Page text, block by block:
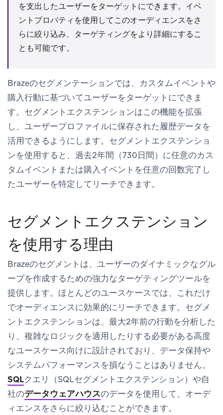
を支出したユーザーをターゲットにできます。イベ
ントプロパティを使用してこのオーディエンスをさ
らに絞り込み、ターゲティングをより詳細にするこ
とも可能です。
Brazeのセグメンテーションでは、カスタムイベントや
購入行動に基づいてユーザーをターゲットにできま
す。セグメントエクステンションはこの機能を拡張
し、ユーザープロファイルに保存された履歴データを
活用できるようにします。セグメントエクステンショ
ンを使用すると、過去2年間（730日間）に任意のカス
タムイベントまたは購入イベントを任意の回数完了し
たユーザーを特定してリーチできます。
セグメントエクステンション
を使用する理由
Brazeのセグメントは、ユーザーのダイナミックなグル
ープを作成するための強力なターゲティングツールを
提供します。ほとんどのユースケースでは、これだけ
でオーディエンスに効果的にリーチできます。セグメ
ントエクステンションは、最大2年前の行動を分析した
り、複雑なロジックを適用したりする必要がある高度
なユースケース向けに設計されており、データ保持や
システムパフォーマンスを損なうことはありません。
SQLクエリ（SQLセグメントエクステンション）や自
社のデータウェアハウスのデータを使用して、オーデ
ィエンスをさらに絞り込むことができます。